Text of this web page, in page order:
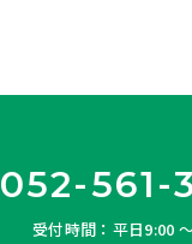
052-561-
受付時間：平日9:00